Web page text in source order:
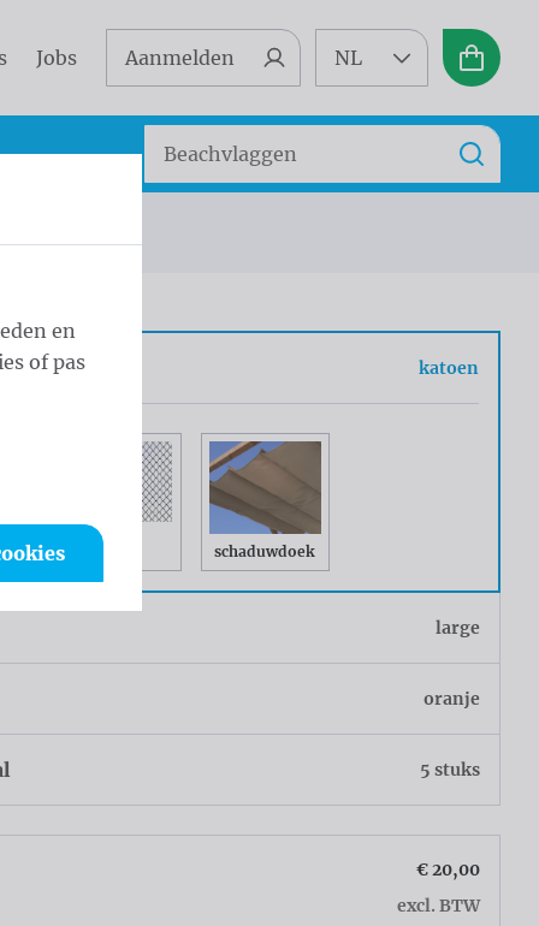
Jobs Aanmelden NL
Zoeken
Zoek
katoen
mesh
schaduwdoek
large
oranje
5 stuks
€ 20,00
excl. BTW
en
of pas